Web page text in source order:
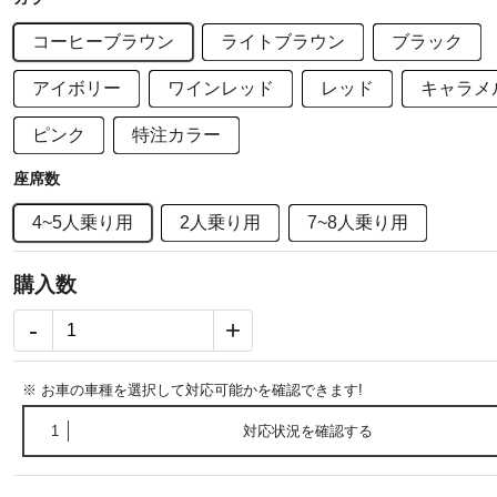
コーヒーブラウン ライトブラウン ブラック
アイボリー ワインレッド レッド キャラメ
ピンク 特注カラー
座席数
4~5人乗り用 2人乗り用 7~8人乗り用
購入数
- +
※ お車の車種を選択して対応可能かを確認できます!
1 対応状況を確認する